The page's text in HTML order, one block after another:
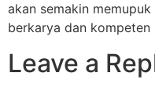
akan semakin
berkarya dan kompeten
Leave a